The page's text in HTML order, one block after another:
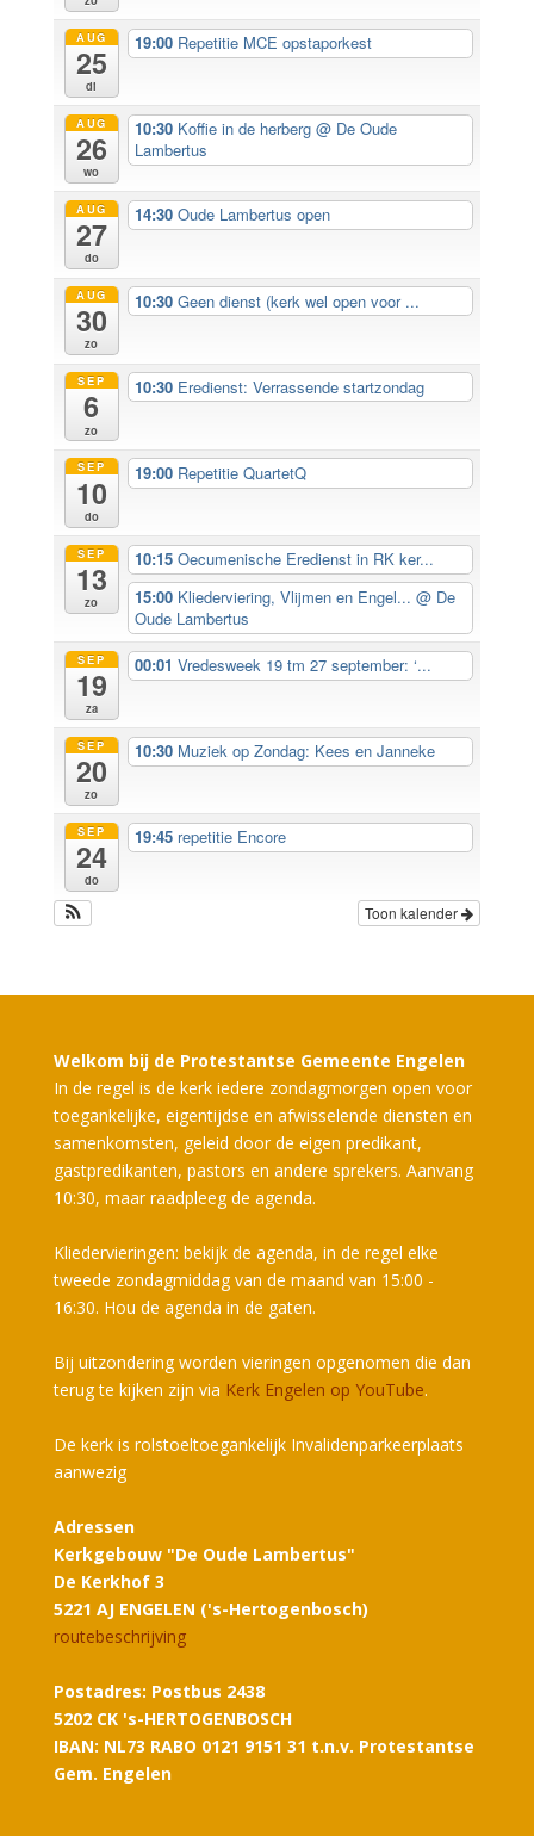
AUG
25
di
19:00 Repetitie MCE opstaporkest
AUG
26
wo
10:30 Koffie in de herberg@ De Oude
Lambertus
AUG
27
do
14:30Oude Lambertus open
AUG
30
zo
10:30Geen dienst (kerk wel open voor ...
SEP
6
zo
10:30 Eredienst: Verrassende startzondag
SEP
10
do
19:00 Repetitie QuartetQ
SEP
13
zo
10:15Oecumenische Eredienst in RK ker...
15:00 Kliederviering, Vlijmen en Engel...@ De
Oude Lambertus
SEP
19
za
00:01Vredesweek 19 tm 27 september: ‘...
SEP
20
zo
10:30 Muziek op Zondag: Kees en Janneke
SEP
24
do
19:45 repetitie Encore
Toon kalender
Welkom bij de Protestantse Gemeente Engelen
In de regel is de kerk iedere zondagmorgen open voor
toegankelijke, eigentijdse en afwisselende diensten en
samenkomsten, geleid door de eigen predikant,
gastpredikanten, pastors en andere sprekers. Aanvang
10:30, maar raadpleeg de agenda.
Kliedervieringen: bekijk de agenda, in de regel elke
tweede zondagmiddag van de maand van 15:00 -
16:30. Hou de agenda in de gaten.
Bij uitzondering worden vieringen opgenomen die dan
terug te kijken zijn via Kerk Engelen op YouTube.
De kerk is rolstoeltoegankelijk Invalidenparkeerplaats
aanwezig
Adressen
Kerkgebouw "De Oude Lambertus"
De Kerkhof 3
5221 AJ ENGELEN ('s-Hertogenbosch)
routebeschrijving
Postadres: Postbus 2438
5202 CK 's-HERTOGENBOSCH
IBAN: NL73 RABO 0121 9151 31 t.n.v. Protestantse
Gem. Engelen